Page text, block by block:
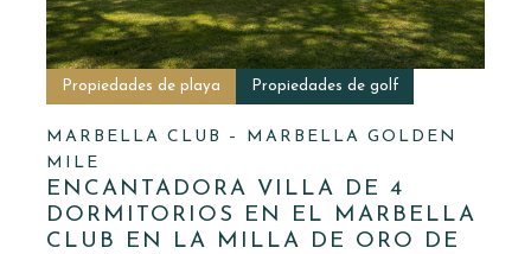
Propiedades de playa Propiedades de golf
MARBELLA CLUB – MARBELLA GOLDEN
MILE
ENCANTADORA VILLA DE 4
DORMITORIOS EN EL MARBELLA
CLUB EN LA MILLA DE ORO DE